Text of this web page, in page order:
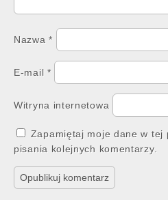
Nazwa*
E-mail *
Witryna internetowa
Zapamiętaj moje dane w tej
pisania kolejnych komentarzy.